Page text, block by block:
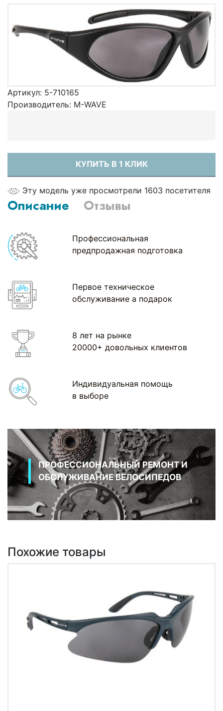
Артикул: 5-710165
Производитель: М-WAVE
КУПИТЬ В 1 КЛИК
Эту модель уже просмотрели 1603 посетителя
Описание Отзывы
Профессиональная
предпродажная подготовка
Первое техническое
обслуживание а подарок
8 лет на рынке
20000+ довольных клиентов
Индивидуальная помощь
в выборе
ПРОФЕССИОНАЛЬНЫЙ РЕМОНТ И
ОБСЛУЖИВАНИЕ ВЕЛОСИПЕДОВ
Похожие товары